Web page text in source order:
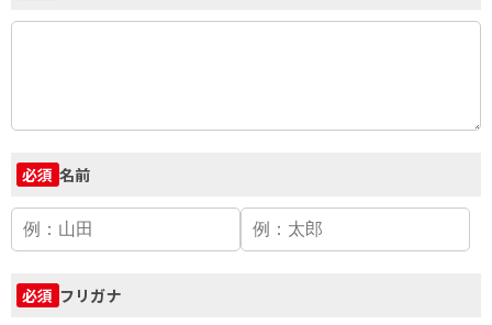
必須 名前
必須 フリガナ